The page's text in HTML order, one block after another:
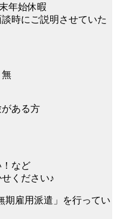
年始休暇
時にご説明させていた
無
ある方
など
ください♪
期雇用派遣」を行ってい